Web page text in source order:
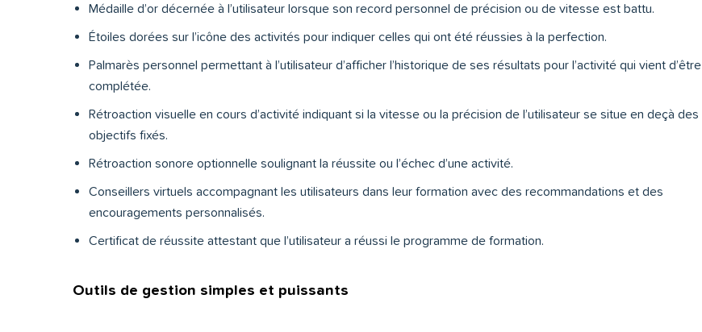
Médaille d’or décernée à l’utilisateur lorsque son record personnel de précision ou de vitesse est battu.
Étoiles dorées sur l’icône des activités pour indiquer celles qui ont été réussies à la perfection.
Palmarès personnel permettant à l’utilisateur d’afficher l’historique de ses résultats pour l’activité qui vient d’être
complétée.
Rétroaction visuelle en cours d’activité indiquant si la vitesse ou la précision de l’utilisateur se situe en deçà des
objectifs fixés.
Rétroaction sonore optionnelle soulignant la réussite ou l’échec d’une activité.
Conseillers virtuels accompagnant les utilisateurs dans leur formation avec des recommandations et des
encouragements personnalisés.
Certificat de réussite attestant que l’utilisateur a réussi le programme de formation.
Outils de gestion simples et puissants